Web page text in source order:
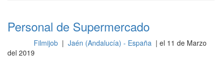
Personal de Supermercado
Filmijob | Jaén (Andalucía) - España | el 11 de Marzo
del 2019